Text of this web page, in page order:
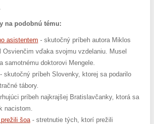
na podobnú tému:
asistentem - skutočný príbeh autora Miklos
Osvienčim vďaka svojmu vzdelaniu. Musel
samotnému doktorovi Mengele.
- skutočný príbeh Slovenky, ktorej sa podarilo
tábory.
príbeh najkrajšej Bratislavčanky, ktorá sa
nacistom.
šoa - stretnutie tých, ktorí prežili